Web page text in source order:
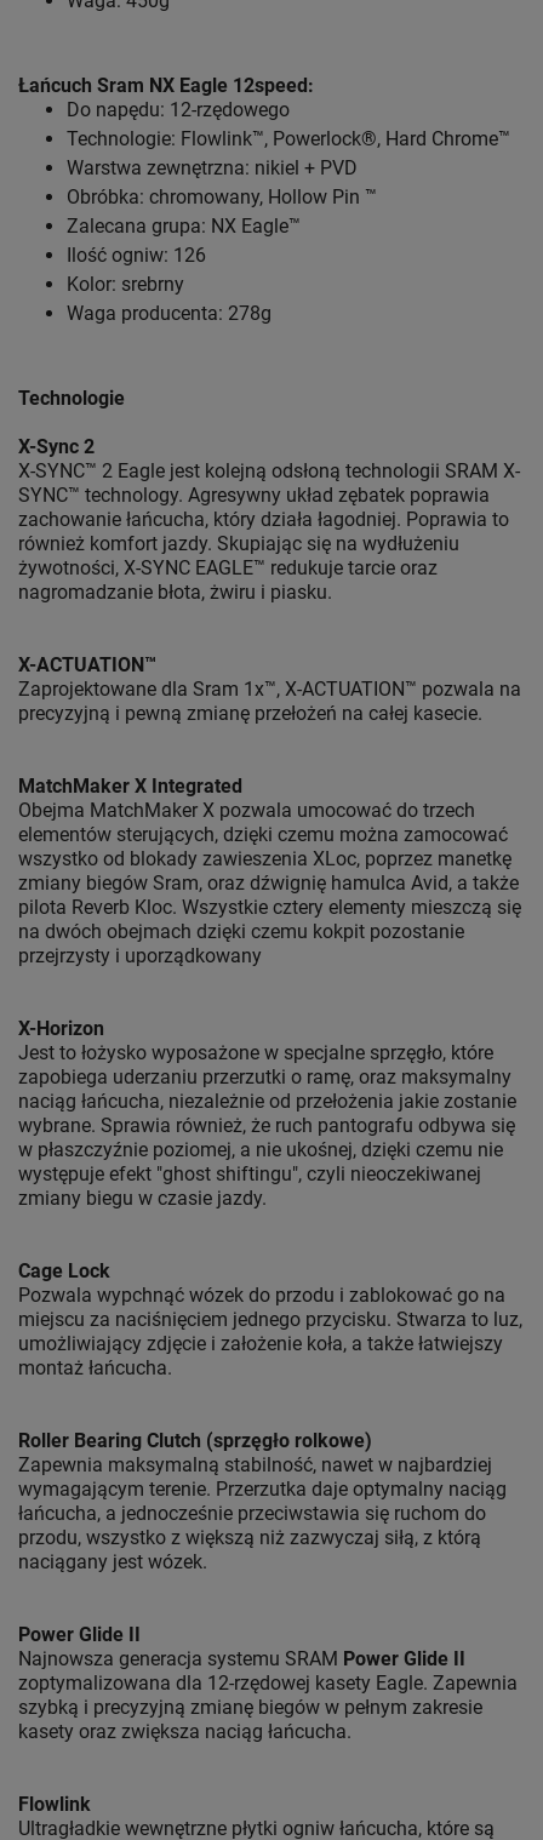
Łańcuch Sram NX Eagle 12speed:
Do napędu: 12-rzędowego
Technologie: Flowlink™, Powerlock®, Hard Chrome™
Warstwa zewnętrzna: nikiel + PVD
Obróbka: chromowany, Hollow Pin ™
Zalecana grupa: NX Eagle™
Ilość ogniw: 126
Kolor: srebrny
Waga producenta: 278g
Technologie
X-Sync 2
X-SYNC™ 2 Eagle jest kolejną odsłoną technologii SRAM X-
SYNC™ technology. Agresywny układ zębatek poprawia
zachowanie łańcucha, który działa łagodniej. Poprawia to
również komfort jazdy. Skupiając się na wydłużeniu
żywotności, X-SYNC EAGLE™ redukuje tarcie oraz
nagromadzanie błota, żwiru i piasku.
X-ACTUATION™
Zaprojektowane dla Sram 1x™, X-ACTUATION™ pozwala na
precyzyjną i pewną zmianę przełożeń na całej kasecie.
MatchMaker X Integrated
Obejma MatchMaker X pozwala umocować do trzech
elementów sterujących, dzięki czemu można zamocować
wszystko od blokady zawieszenia XLoc, poprzez manetkę
zmiany biegów Sram, oraz dźwignię hamulca Avid, a także
pilota Reverb Kloc. Wszystkie cztery elementy mieszczą się
na dwóch obejmach dzięki czemu kokpit pozostanie
przejrzysty i uporządkowany
X-Horizon
Jest to łożysko wyposażone w specjalne sprzęgło, które
zapobiega uderzaniu przerzutki o ramę, oraz maksymalny
naciąg łańcucha, niezależnie od przełożenia jakie zostanie
wybrane. Sprawia również, że ruch pantografu odbywa się
w płaszczyźnie poziomej, a nie ukośnej, dzięki czemu nie
występuje efekt "ghost shiftingu", czyli nieoczekiwanej
zmiany biegu w czasie jazdy.
Cage Lock
Pozwala wypchnąć wózek do przodu i zablokować go na
miejscu za naciśnięciem jednego przycisku. Stwarza to luz,
umożliwiający zdjęcie i założenie koła, a także łatwiejszy
montaż łańcucha.
Roller Bearing Clutch (sprzęgło rolkowe)
Zapewnia maksymalną stabilność, nawet w najbardziej
wymagającym terenie. Przerzutka daje optymalny naciąg
łańcucha, a jednocześnie przeciwstawia się ruchom do
przodu, wszystko z większą niż zazwyczaj siłą, z którą
naciągany jest wózek.
Power Glide II
Najnowsza generacja systemu SRAM Power Glide II
zoptymalizowana dla 12-rzędowej kasety Eagle. Zapewnia
szybką i precyzyjną zmianę biegów w pełnym zakresie
kasety oraz zwiększa naciąg łańcucha.
Flowlink
Ultragładkie wewnętrzne płytki ogniw łańcucha, które są